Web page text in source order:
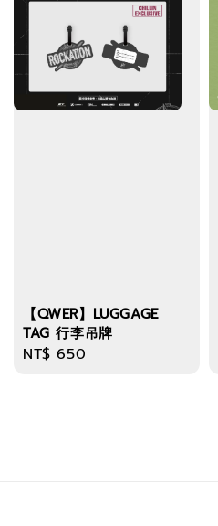
【QWER】LUGGAGE
TAG 行李吊牌
Regular
NT$ 650